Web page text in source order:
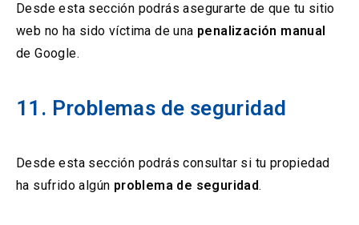
Desde esta sección podrás asegurarte de que tu sitio
web no ha sido víctima de una penalización manual
de Google.
11. Problemas de seguridad
Desde esta sección podrás consultar si tu propiedad
ha sufrido algún problema de seguridad.